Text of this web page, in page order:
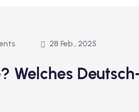
28 Feb., 2025
Welches